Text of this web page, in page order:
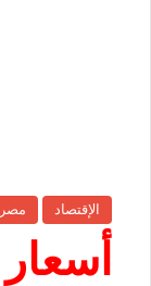
الإقتصاد مصر